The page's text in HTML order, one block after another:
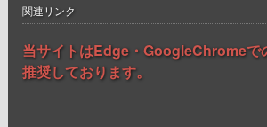
関連リンク
当サイトはEdge・GoogleChromeで
推奨しております。